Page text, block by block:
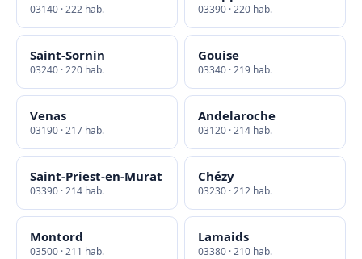
03140 · 222 hab. 03390 · 220 hab.
Saint-Sornin
03240 · 220 hab.
Gouise
03340 · 219 hab.
Venas
03190 · 217 hab.
Andelaroche
03120 · 214 hab.
Saint-Priest-en-Murat
03390 · 214 hab.
Chézy
03230 · 212 hab.
Montord
03500 · 211 hab.
Lamaids
03380 · 210 hab.